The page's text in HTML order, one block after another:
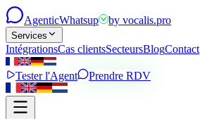
AgenticWhatsup by vocalis.pro
Services
IntégrationsCas clientsSecteursBlogContact
Tester l'Agent Prendre RDV